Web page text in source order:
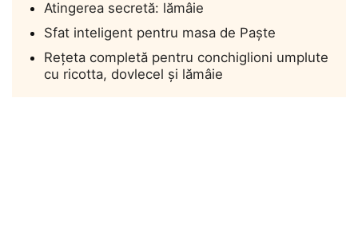
Atingerea secretă: lămâie
Sfat inteligent pentru masa de Paște
Rețeta completă pentru conchiglioni umplute
cu ricotta, dovlecel și lămâie